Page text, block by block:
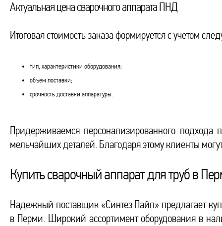
Актуальная цена сварочного аппарата ПНД
Итоговая стоимость заказа формируется с учетом
тип, характеристики оборудования;
объем поставки;
срочность доставки аппаратуры.
Придерживаемся персонализированного подхода
мельчайших деталей. Благодаря этому клиенты
Купить сварочный аппарат для труб в
Надежный поставщик «Синтез Пайп» предлагает
в Перми. Широкий ассортимент оборудования в